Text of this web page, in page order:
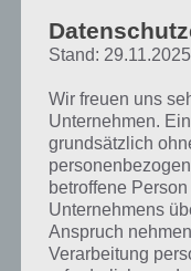
Stand: 29.11.2025
Wir freuen uns
Unternehmen.
grundsätzlich
betroffene
Unternehmens
Anspruch
Verarbeitung